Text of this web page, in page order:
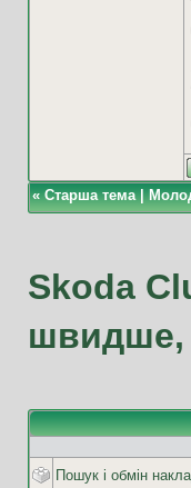
«Старша тема|
Skoda
швидше,
Пошук і обмін